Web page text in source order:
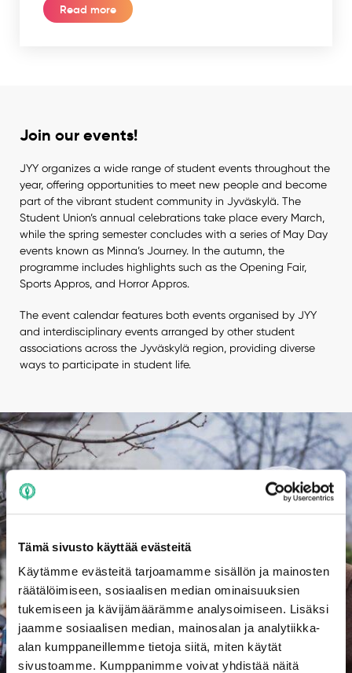
Tämä sivusto käyttää evästeitä
Käytämme evästeitä tarjoamamme sisällön ja mainosten
räätälöimiseen, sosiaalisen median ominaisuuksien
tukemiseen ja kävijämäärämme analysoimiseen. Lisäksi
jaamme sosiaalisen median, mainosalan ja analytiikka-
alan kumppaneillemme tietoja siitä, miten käytät
sivustoamme. Kumppanimme voivat yhdistää näitä
Read more
Join our events!
JYY organizes a wide range of student events throughout the
year, offering opportunities to meet new people and become
part of the vibrant student community in Jyväskylä. The
Student Union’s annual celebrations take place every March,
while the spring semester concludes with a series of May Day
events known as Minna’s Journey. In the autumn, the
programme includes highlights such as the Opening Fair,
Sports Appros, and Horror Appros.
The event calendar features both events organised by JYY
and interdisciplinary events arranged by other student
associations across the Jyväskylä region, providing diverse
ways to participate in student life.